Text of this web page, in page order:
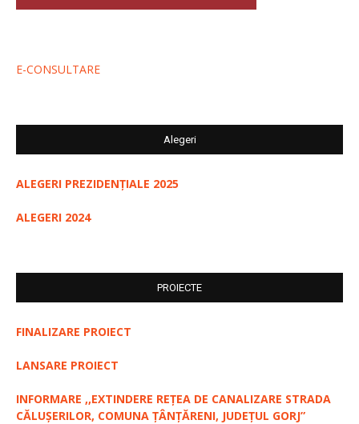
E-CONSULTARE
Alegeri
ALEGERI PREZIDENȚIALE 2025
ALEGERI 2024
PROIECTE
FINALIZARE PROIECT
LANSARE PROIECT
INFORMARE ,,EXTINDERE REȚEA DE CANALIZARE STRADA
CĂLUȘERILOR, COMUNA ȚÂNȚĂRENI, JUDEȚUL GORJ”